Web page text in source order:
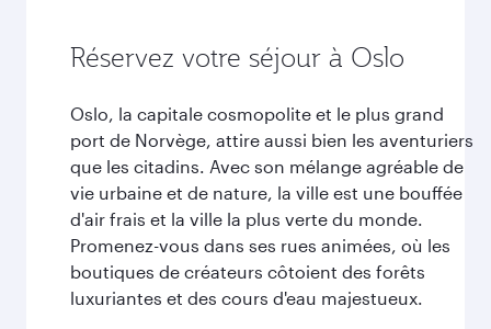
Réservez votre séjour à Oslo
Oslo, la capitale cosmopolite et le plus grand
port de Norvège, attire aussi bien les aventuriers
que les citadins. Avec son mélange agréable de
vie urbaine et de nature, la ville est une bouffée
d'air frais et la ville la plus verte du monde.
Promenez-vous dans ses rues animées, où les
boutiques de créateurs côtoient des forêts
luxuriantes et des cours d'eau majestueux.